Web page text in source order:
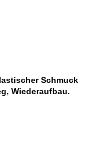
Schmuck
Wiederaufbau.